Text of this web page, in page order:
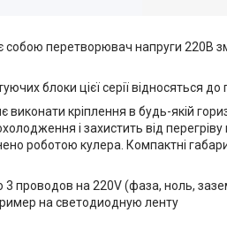
перетворювач напруги 220В
блоки цієї серії відносяться
кріплення в будь-якій
і захистить від
роботою кулера. Компактні
проводов на 220V (фаза, ноль,
на светодиодную ленту